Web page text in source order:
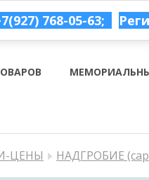
768-05-63;
ЦЕНЫ НАДГРОБИЕ